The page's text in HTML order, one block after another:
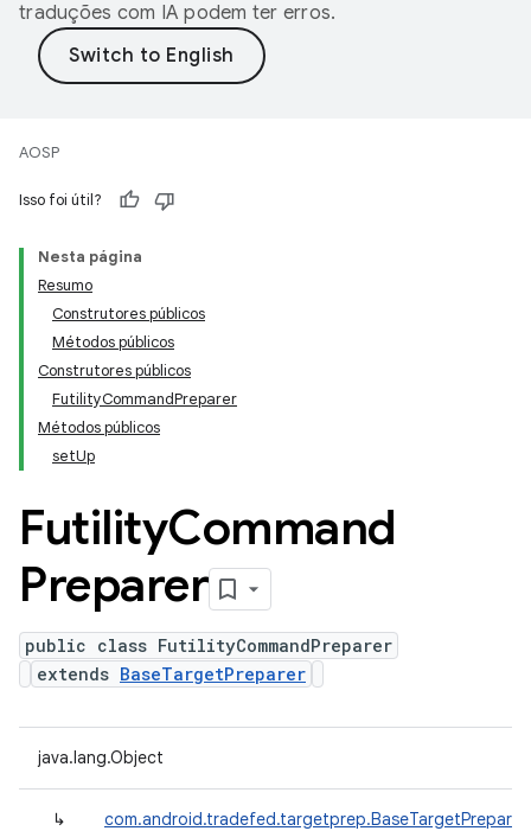
traduções com IA podem ter erros.
AOSP
Isso foi útil?
Nesta página
Resumo
Construtores públicos
Métodos públicos
Construtores públicos
FutilityCommandPreparer
Métodos públicos
setUp
FutilityCommand
Preparer
public class FutilityCommandPreparer
extends BaseTargetPreparer
java.lang.Object
↳ com.android.tradefed.targetprep.BaseTargetPreparer